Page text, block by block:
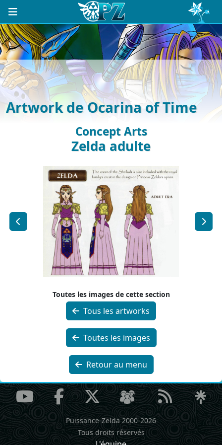
Artwork de Ocarina of Time
Concept Arts
Zelda adulte
Toutes les images de cette section
Tous les artworks
Toutes les images
Retour au menu
Puissance-Zelda 2000-2026
Tous droits réservés